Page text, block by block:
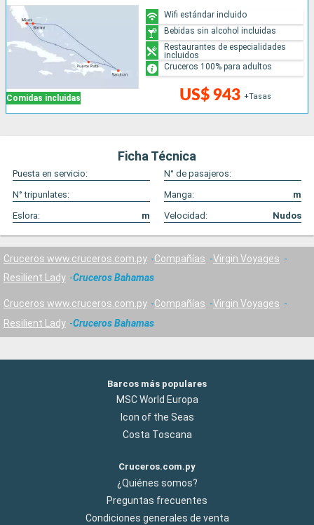
Comidas incluidas US$ 943 +Tasas
Wifi estándar incluido
Bebidas sin alcohol incluidas
Restaurantes de especialidades
incluidos
Cruceros 100% para adultos
Ficha Técnica
Puesta en servicio:
N° de pasajeros:
N° tripunlates:
Manga:
m
Eslora:
m Velocidad: Nudos
Cruceros www.cruceros.com.py Compañías
Virgin Voyages
Resilient Lady
Cruceros Bahamas
Cruceros www.cruceros.com.py Compañías
Virgin Voyages
Resilient Lady
Cruceros Bahamas
Barcos más populares
MSC World Europa
Icon of the Seas
Costa Toscana
Cruceros.com.py
¿Quiénes somos?
Preguntas frecuentes
Condiciones generales de venta